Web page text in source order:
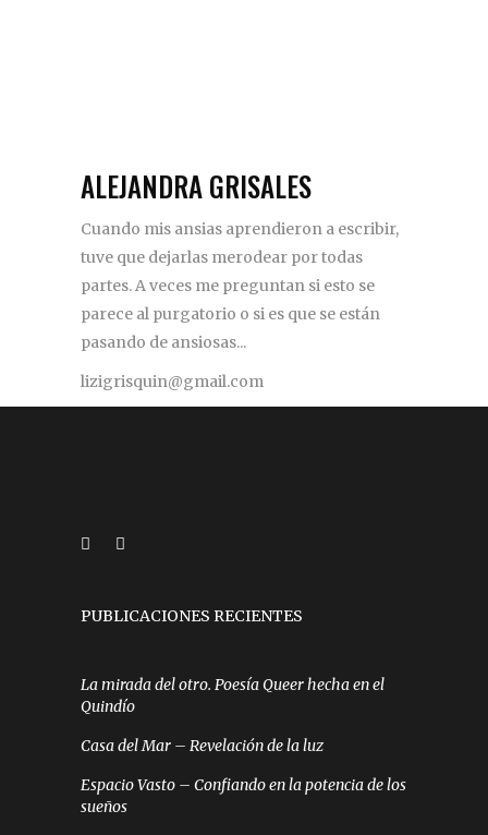
ALEJANDRA GRISALES
Cuando mis ansias aprendieron a escribir,
tuve que dejarlas merodear por todas
partes. A veces me preguntan si esto se
parece al purgatorio o si es que se están
pasando de ansiosas...
lizigrisquin@gmail.com
PUBLICACIONES RECIENTES
La mirada del otro. Poesía Queer hecha en el
Quindío
Casa del Mar – Revelación de la luz
Espacio Vasto – Confiando en la potencia de los
sueños